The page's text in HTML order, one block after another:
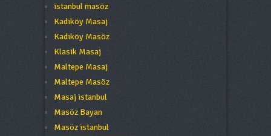
istanbul masöz
Kadıköy Masaj
Kadıköy Masöz
Klasik Masaj
Maltepe Masaj
Maltepe Masöz
Masaj istanbul
Masöz Bayan
Masöz istanbul